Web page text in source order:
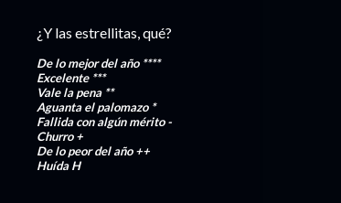
¿Y las estrellitas, qué?
De lo mejor del año ****
Excelente***
Vale la pena **
Aguanta el palomazo *
Fallida con algún mérito-
Churro+
De lo peor del año++
HuídaH